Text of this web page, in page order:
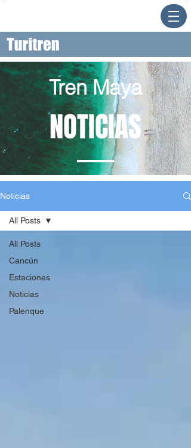
Tren Maya
NOTICIAS
Noticias
All Posts
Cancún
Estaciones
Noticias
Palenque
All Posts